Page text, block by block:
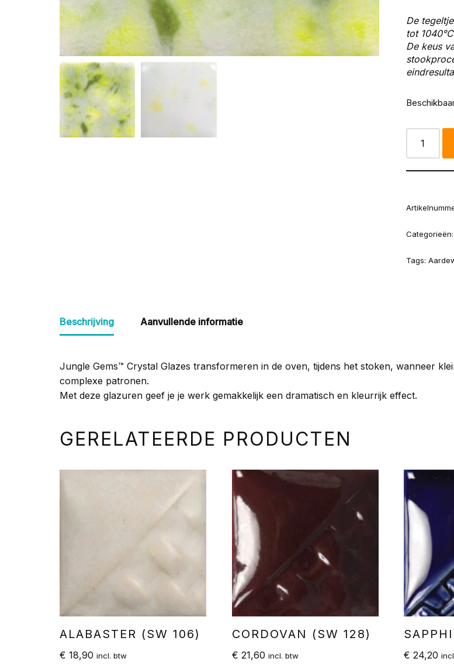
De
tot
De keus
Categorieën:
Tags:
Beschrijving Aanvullende informatie
Jungle Gems™ Crystal Glazes transformeren in de oven, tijdens het stoken, wanneer
complexe patronen.
Met deze glazuren geef je je werk gemakkelijk een dramatisch en kleurrijk effect.
GERELATEERDE PRODUCTEN
ALABASTER (SW 106)
€ 18,90 incl. btw
CORDOVAN (SW 128)
€ 21,60 incl. btw € 24,20